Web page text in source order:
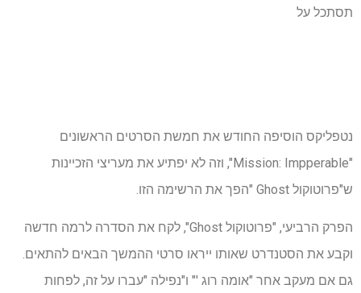
תסתכל על
נטפליקס הוסיפה החודש את חמשת הסרטים הראשונים
"Mission: Impperable", וזה לא יפתיע את מעריצי הזכיינות
ש"פרוטוקול Ghost "הפך את הרשימה הזו.
הפרק הרביעי, "פרוטוקול Ghost", לקח את הסדרה לרמה חדשה
וקבע את הסטנדרט שאותו ייראו סרטי ההמשך הבאים להתאים.
גם אם מעקב אחר "אומה רוג '" ו"נפילה "עברו על זה, לפחות